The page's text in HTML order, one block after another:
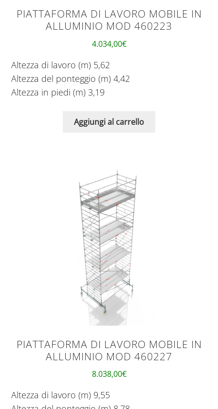
PIATTAFORMA DI LAVORO MOBILE IN
ALLUMINIO MOD 460223
4.034,00€
Altezza di lavoro (m) 5,62
Altezza del ponteggio (m) 4,42
Altezza in piedi (m) 3,19
Aggiungi al carrello
PIATTAFORMA DI LAVORO MOBILE IN
ALLUMINIO MOD 460227
8.038,00€
Altezza di lavoro (m) 9,55